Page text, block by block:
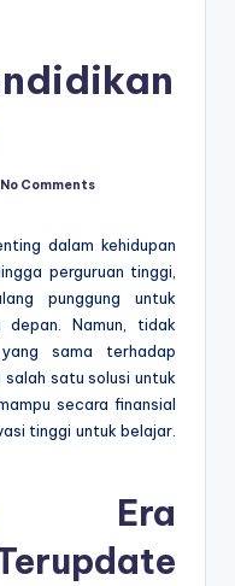
No Comments
dalam kehidupan
perguruan tinggi,
punggung untuk
depan. Namun, tidak
sama terhadap
salah satu solusi untuk
secara finansial
tinggi untuk belajar.
Era